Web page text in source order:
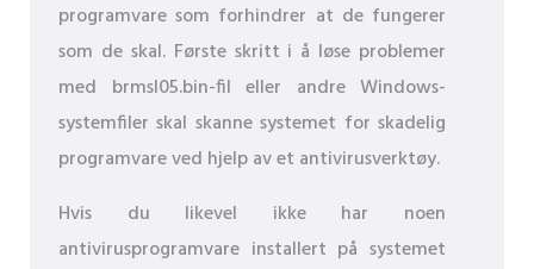
programvare som forhindrer at de fungerer
som de skal. Første skritt i å løse problemer
med brmsl05.bin-fil eller andre Windows-
systemfiler skal skanne systemet for skadelig
programvare ved hjelp av et antivirusverktøy.
Hvis du likevel ikke har noen
antivirusprogramvare installert på systemet